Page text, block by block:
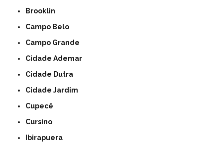
Brooklin
Campo Belo
Campo Grande
Cidade Ademar
Cidade Dutra
Cidade Jardim
Cupecê
Cursino
Ibirapuera